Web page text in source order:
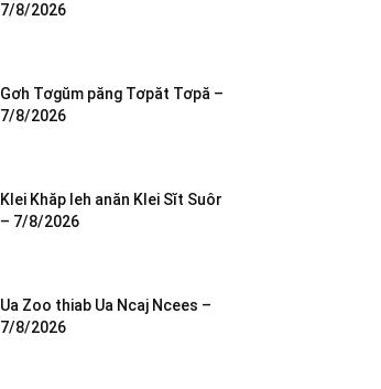
7/8/2026
Gơh Tơgŭm păng Tơpăt Tơpă –
7/8/2026
Klei Khăp leh anăn Klei Sĭt Suôr
– 7/8/2026
Ua Zoo thiab Ua Ncaj Ncees –
7/8/2026